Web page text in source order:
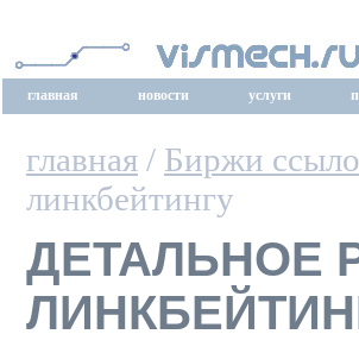
главная новости услуги
главная / Биржи
линкбейтингу
ДЕТАЛЬНОЕ